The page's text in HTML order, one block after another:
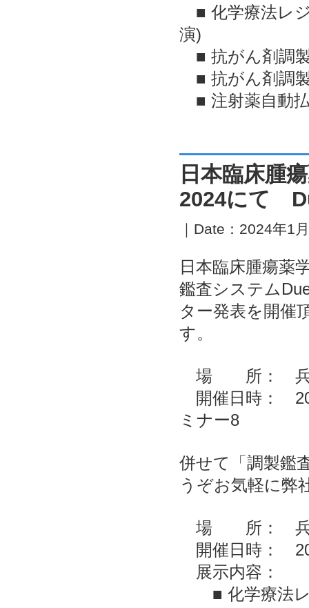
■ 化学療法レ
演)
■ 抗がん剤
■ 抗がん剤調
■ 注射薬自動
日本臨床腫
2024にて
｜Date：2024年1
日本臨床腫瘍薬
鑑査システム
ター発表を開催
す。
場 所： 兵庫
開催日時：
ミナー8
併せて「調製鑑
うぞお気軽に弊
場 所： 兵
開催日時：
展示内容：
■ 化学療法レ